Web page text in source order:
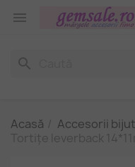

search
Acasă Accesorii
Tortițe leverback